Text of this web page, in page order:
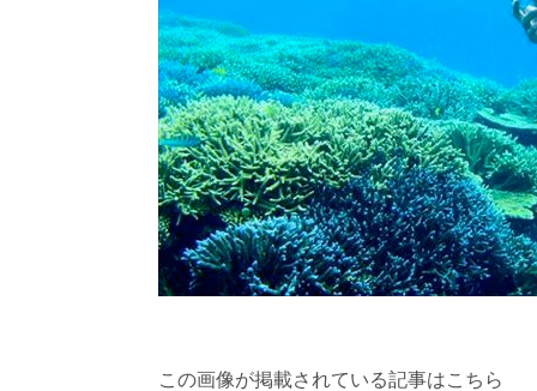
この画像が掲載されている記事はこちら